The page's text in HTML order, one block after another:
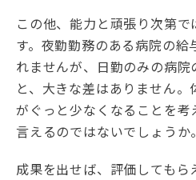
この他、能力と頑張り次第
す。夜勤勤務のある病院の給
れませんが、日勤のみの病
と、大きな差はありません
がぐっと少なくなることを考
言えるのではないでしょうか。
成果を出せば、評価しても